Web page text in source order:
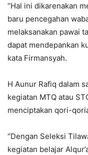
“Hal ini dikarenakan
baru pencegahan
melaksanakan pawai
dapat mendepankan
kata Firmansyah.
H Aunur Rafiq dalam
kegiatan MTQ atau
menciptakan qori-
“Dengan Seleksi
kegiatan belajar